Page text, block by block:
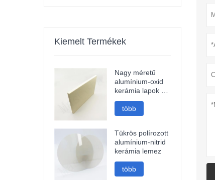
Kiemelt Termékek
Nagy méretű
alumínium-oxid
kerámia lapok és
kerámia tárcsák
több
Tükrös polírozott
alumínium-nitrid
kerámia lemez
több